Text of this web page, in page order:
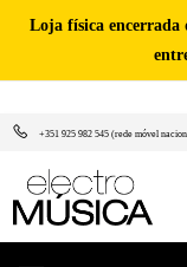
Loja física encerrada
+351 925 982 545 (rede móvel